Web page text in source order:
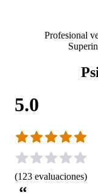
Profesional
5.0
(123 evaluaciones)